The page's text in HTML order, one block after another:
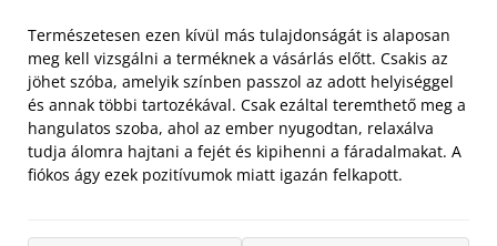
Természetesen ezen kívül más tulajdonságát is alaposan
meg kell vizsgálni a terméknek a vásárlás előtt. Csakis az
jöhet szóba, amelyik színben passzol az adott helyiséggel
és annak többi tartozékával. Csak ezáltal teremthető meg a
hangulatos szoba, ahol az ember nyugodtan, relaxálva
tudja álomra hajtani a fejét és kipihenni a fáradalmakat. A
fiókos ágy ezek pozitívumok miatt igazán felkapott.